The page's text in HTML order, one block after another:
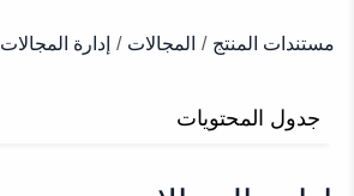
مستندات المنتج / المجالات / إدارة المجالات
جدول المحتويات
صفحة إدارة مجال واحدة